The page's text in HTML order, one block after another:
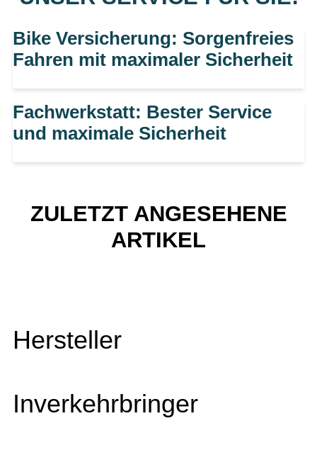
Bike Versicherung: Sorgenfreies
Fahren mit maximaler Sicherheit
Fachwerkstatt: Bester Service
und maximale Sicherheit
ZULETZT ANGESEHENE
ARTIKEL
Hersteller
Inverkehrbringer